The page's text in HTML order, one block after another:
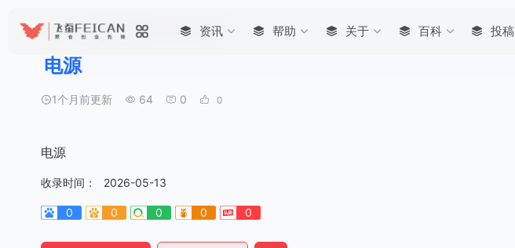
资讯 帮助 关于 百科 投稿
首页 • 购物直达 导购专栏 配件 电源
电源
1个月前更新 64 0 0
电源
收录时间： 2026-05-13
0 0 0 0 0